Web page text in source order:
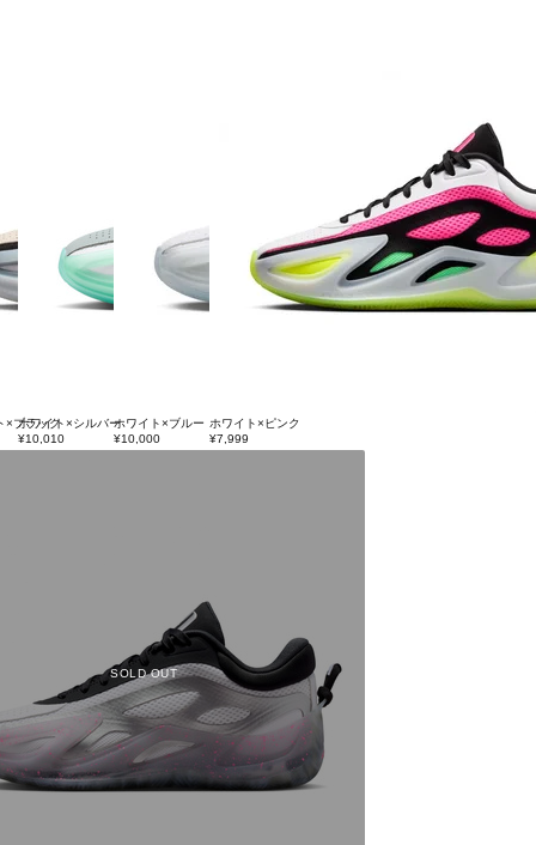
×ブラック
ホワイト×シルバー
¥10,010
ホワイト×ブルー
¥10,000
ホワイト×ピンク
¥7,999
SOLD OUT